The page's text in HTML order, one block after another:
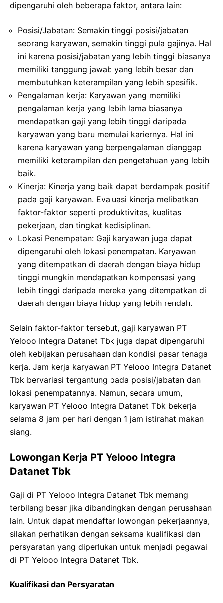
dipengaruhi oleh beberapa faktor, antara lain:
Posisi/Jabatan: Semakin tinggi posisi/jabatan
seorang karyawan, semakin tinggi pula gajinya. Hal
ini karena posisi/jabatan yang lebih tinggi biasanya
memiliki tanggung jawab yang lebih besar dan
membutuhkan keterampilan yang lebih spesifik.
Pengalaman kerja: Karyawan yang memiliki
pengalaman kerja yang lebih lama biasanya
mendapatkan gaji yang lebih tinggi daripada
karyawan yang baru memulai kariernya. Hal ini
karena karyawan yang berpengalaman dianggap
memiliki keterampilan dan pengetahuan yang lebih
baik.
Kinerja: Kinerja yang baik dapat berdampak positif
pada gaji karyawan. Evaluasi kinerja melibatkan
faktor-faktor seperti produktivitas, kualitas
pekerjaan, dan tingkat kedisiplinan.
Lokasi Penempatan: Gaji karyawan juga dapat
dipengaruhi oleh lokasi penempatan. Karyawan
yang ditempatkan di daerah dengan biaya hidup
tinggi mungkin mendapatkan kompensasi yang
lebih tinggi daripada mereka yang ditempatkan di
daerah dengan biaya hidup yang lebih rendah.
Selain faktor-faktor tersebut, gaji karyawan PT
Yelooo Integra Datanet Tbk juga dapat dipengaruhi
oleh kebijakan perusahaan dan kondisi pasar tenaga
kerja. Jam kerja karyawan PT Yelooo Integra Datanet
Tbk bervariasi tergantung pada posisi/jabatan dan
lokasi penempatannya. Namun, secara umum,
karyawan PT Yelooo Integra Datanet Tbk bekerja
selama 8 jam per hari dengan 1 jam istirahat makan
siang.
Lowongan Kerja PT Yelooo Integra
Datanet Tbk
Gaji di PT Yelooo Integra Datanet Tbk memang
terbilang besar jika dibandingkan dengan perusahaan
lain. Untuk dapat mendaftar lowongan pekerjaannya,
silakan perhatikan dengan seksama kualifikasi dan
persyaratan yang diperlukan untuk menjadi pegawai
di PT Yelooo Integra Datanet Tbk.
Kualifikasi dan Persyaratan